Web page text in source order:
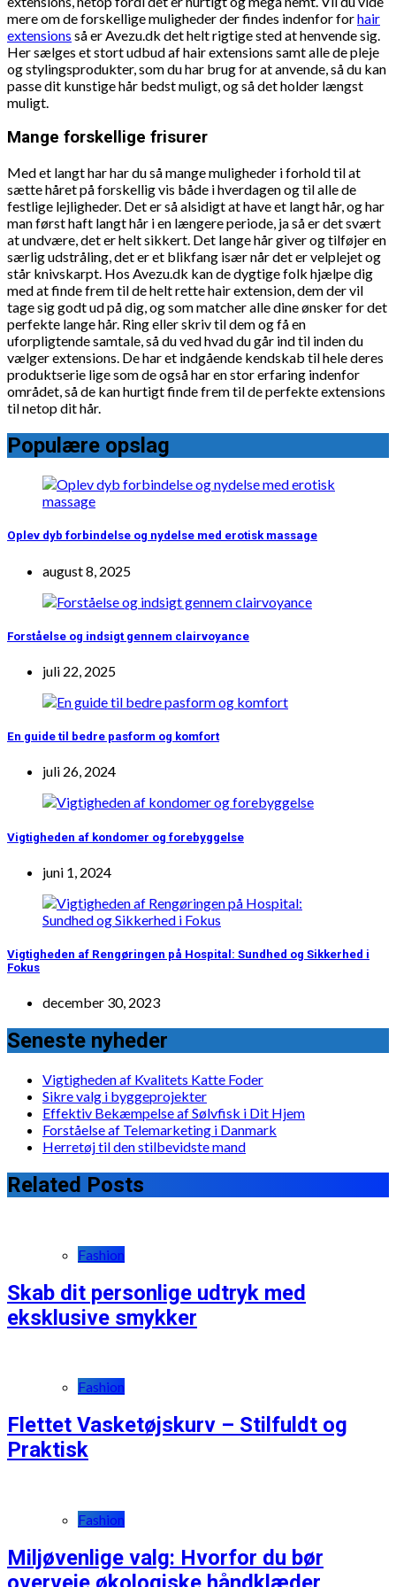
mere om de forskellige muligheder der findes indenfor forhair
extensions så er Avezu.dk det helt rigtige sted at henvende sig.
Her sælges et stort udbud af hair extensions samt alle de pleje
og stylingsprodukter, som du har brug for at anvende, så du kan
passe dit kunstige hår bedst muligt, og så det holder længst
muligt.
Mange forskellige frisurer
Med et langt har har du så mange muligheder i forhold til at
sætte håret på forskellig vis både i hverdagen og til alle de
festlige lejligheder. Det er så alsidigt at have et langt hår, og har
man først haft langt hår i en længere periode, ja så er det svært
at undvære, det er helt sikkert. Det lange hår giver og tilføjer en
særlig udstråling, det er et blikfang især når det er velplejet og
står knivskarpt. Hos Avezu.dk kan de dygtige folk hjælpe dig
med at finde frem til de helt rette hair extension, dem der vil
tage sig godt ud på dig, og som matcher alle dine ønsker for det
perfekte lange hår. Ring eller skriv til dem og få en
uforpligtende samtale, så du ved hvad du går ind til inden du
vælger extensions. De har et indgående kendskab til hele deres
produktserie lige som de også har en stor erfaring indenfor
området, så de kan hurtigt finde frem til de perfekte extensions
til netop dit hår.
Populære opslag
Oplev dyb forbindelse og nydelse med erotisk massage
august 8, 2025
Forståelse og indsigt gennem clairvoyance
juli 22, 2025
En guide til bedre pasform og komfort
juli 26, 2024
Vigtigheden af kondomer og forebyggelse
juni 1, 2024
Vigtigheden af Rengøringen på Hospital: Sundhed og Sikkerhed i
Fokus
december 30, 2023
Seneste nyheder
Vigtigheden af Kvalitets Katte Foder
Sikre valg i byggeprojekter
Effektiv Bekæmpelse af Sølvfisk i Dit Hjem
Forståelse af Telemarketing i Danmark
Herretøj til den stilbevidste mand
Related Posts
Fashion
Skab dit personlige udtryk med
eksklusive smykker
Fashion
Flettet Vasketøjskurv – Stilfuldt og
Praktisk
Fashion
Miljøvenlige valg: Hvorfor du bør